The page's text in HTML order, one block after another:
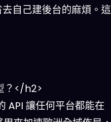
自己建後台的麻煩。這
？</h2>
API 讓任何平台都能在